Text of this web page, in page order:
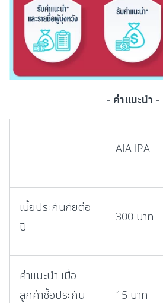
- ค่าแนะนำ -
AIA iPA
เบี้ยประกันภัยต่อ
ปี
300 บาท
ค่าแนะนำ เมื่อ
ลูกค้าซื้อประกัน
15 บาท